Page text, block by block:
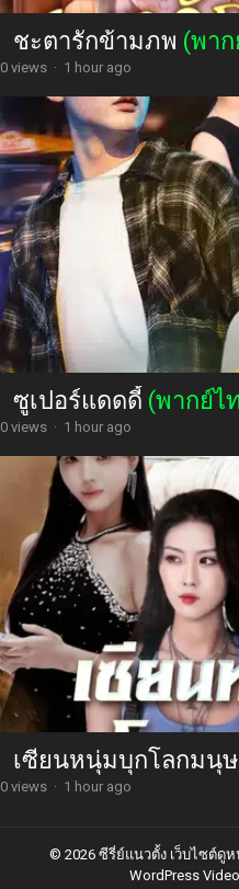
ชะตารักข้ามภพ (พา
0 views · 1 hour ago
ซูเปอร์แดดดี้ (พากย์ไ
0 views · 1 hour ago
เซียนหนุ่มบุกโลกมนุ
0 views · 1 hour ago
© 2026 ซีรี่ย์แนวตั้ง เว็บไซต์
WordPress